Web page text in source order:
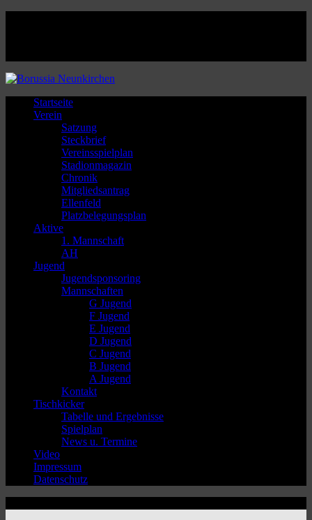
Startseite
Verein
Satzung
Steckbrief
Vereinsspielplan
Stadionmagazin
Chronik
Mitgliedsantrag
Ellenfeld
Platzbelegungsplan
Aktive
1. Mannschaft
AH
Jugend
Jugendsponsoring
Mannschaften
G Jugend
F Jugend
E Jugend
D Jugend
C Jugend
B Jugend
A Jugend
Kontakt
Tischkicker
Tabelle und Ergebnisse
Spielplan
News u. Termine
Video
Impressum
Datenschutz